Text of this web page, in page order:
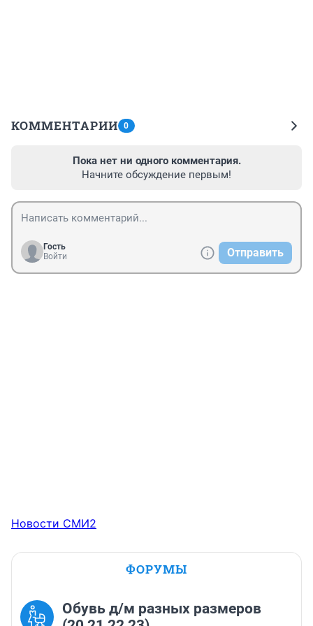
КОММЕНТАРИИ 0
Пока нет ни одного комментария.
Начните обсуждение первым!
Гость
Войти
Отправить
Новости СМИ2
ФОРУМЫ
Обувь д/м разных размеров